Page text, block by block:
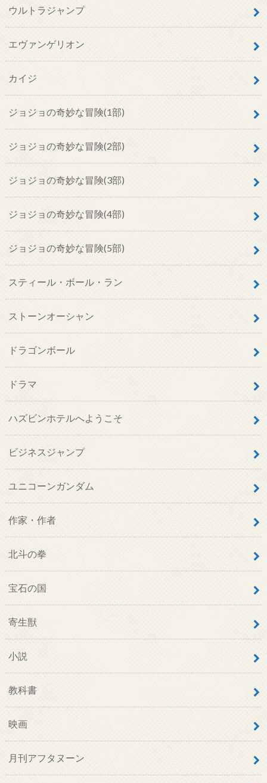
ウルトラジャンプ
エヴァンゲリオン
カイジ
ジョジョの奇妙な冒険(1部)
ジョジョの奇妙な冒険(2部)
ジョジョの奇妙な冒険(3部)
ジョジョの奇妙な冒険(4部)
ジョジョの奇妙な冒険(5部)
スティール・ボール・ラン
ストーンオーシャン
ドラゴンボール
ドラマ
ハズビンホテルへようこそ
ビジネスジャンプ
ユニコーンガンダム
作家・作者
北斗の拳
宝石の国
寄生獣
小説
教科書
映画
月刊アフタヌーン